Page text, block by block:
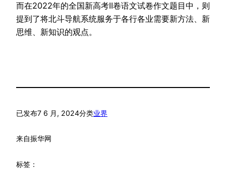
而在2022年的全国新高考II卷语文试卷作文题目中，则
提到了将北斗导航系统服务于各行各业需要新方法、新
思维、新知识的观点。
已发布7 6 月, 2024分类业界
来自振华网
标签：